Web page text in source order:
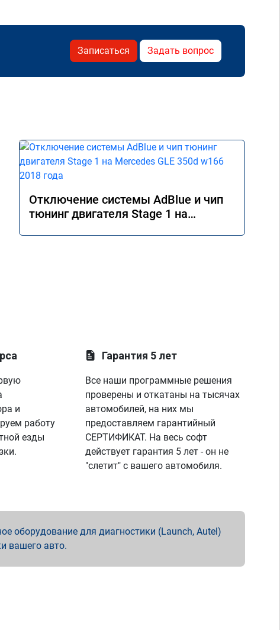
Записаться Задать вопрос
Отключение системы AdBlue и чип
тюнинг двигателя Stage 1 на
и
работу
езды
Гарантия 5 лет
Все наши программные решения
проверены и откатаны на тысячах
автомобилей, на них мы
предоставляем гарантийный
СЕРТИФИКАТ. На весь софт
действует гарантия 5 лет - он не
"слетит" с вашего автомобиля.
оборудование для диагностики (Launch, Autel)
вашего авто.